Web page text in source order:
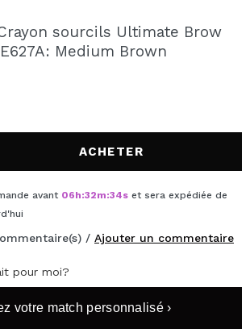
sur Maquibeauty.fr vous pourrez
rapidement, vérifier l'état de vos
sourcils Ultimate Brow
Medium Brown
ACHETER
avant 06h:32m:34s et sera expédiée de
/ Ajouter un commentaire
pour moi?
votre match personnalisé ›